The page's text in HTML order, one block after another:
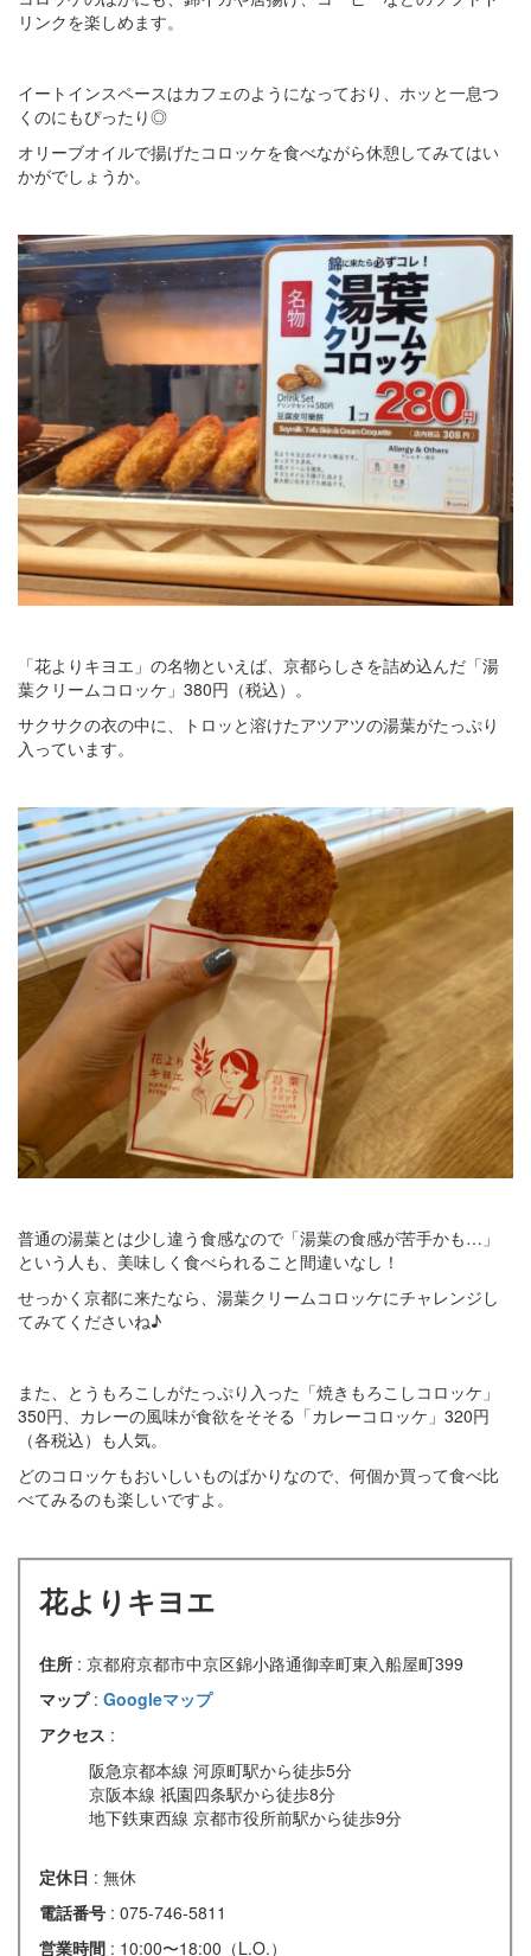
リンクを楽しめます。
イートインスペースはカフェのようになっており、ホッと一息つ
くのにもぴったり◎
オリーブオイルで揚げたコロッケを食べながら休憩してみてはい
かがでしょうか。
「花よりキヨエ」の名物といえば、京都らしさを詰め込んだ「湯
葉クリームコロッケ」380円（税込）。
サクサクの衣の中に、トロッと溶けたアツアツの湯葉がたっぷり
入っています。
普通の湯葉とは少し違う食感なので「湯葉の食感が苦手かも…」
という人も、美味しく食べられること間違いなし！
せっかく京都に来たなら、湯葉クリームコロッケにチャレンジし
てみてくださいね♪
また、とうもろこしがたっぷり入った「焼きもろこしコロッケ」
350円、カレーの風味が食欲をそそる「カレーコロッケ」320円
（各税込）も人気。
どのコロッケもおいしいものばかりなので、何個か買って食べ比
べてみるのも楽しいですよ。
花よりキヨエ
住所 : 京都府京都市中京区錦小路通御幸町東入船屋町399
マップ : Googleマップ
アクセス :
阪急京都本線 河原町駅から徒歩5分
京阪本線 祇園四条駅から徒歩8分
地下鉄東西線 京都市役所前駅から徒歩9分
定休日 : 無休
電話番号 : 075-746-5811
営業時間 : 10:00〜18:00（L.O.）